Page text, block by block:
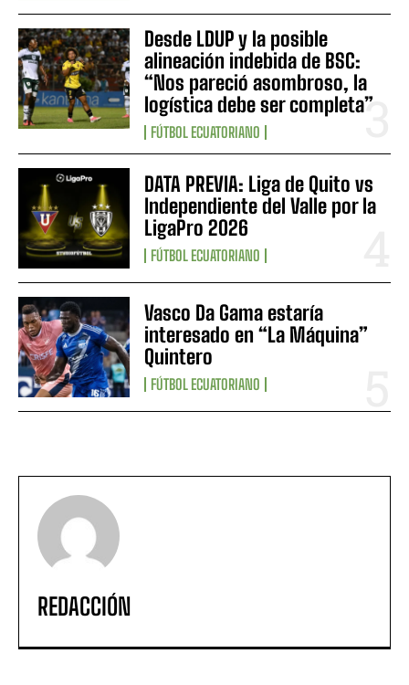
Desde LDUP y la posible
alineación indebida de BSC:
“Nos pareció asombroso, la
logística debe ser completa”
FÚTBOL ECUATORIANO
DATA PREVIA: Liga de Quito vs
Independiente del Valle por la
LigaPro 2026
FÚTBOL ECUATORIANO
Vasco Da Gama estaría
interesado en “La Máquina”
Quintero
FÚTBOL ECUATORIANO
REDACCIÓN